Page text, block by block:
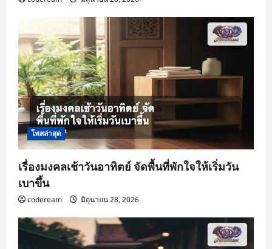
โพสล่าสุด
เรื่องมงคลเช้าวันอาทิตย์ จัดพื้นที่พักใจให้เริ่มวัน
เบาขึ้น
codeream มิถุนายน 28, 2026